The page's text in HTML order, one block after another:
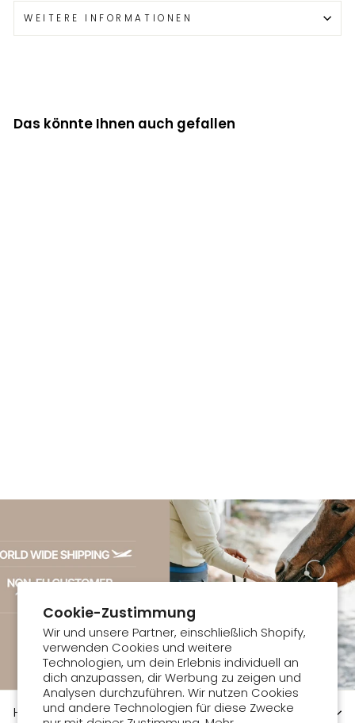
Cookie-Zustimmung
Wir und unsere Partner, einschließlich Shopify,
verwenden Cookies und weitere
Technologien, um dein Erlebnis individuell an
dich anzupassen, dir Werbung zu zeigen und
Analysen durchzuführen. Wir nutzen Cookies
und andere Technologien für diese Zwecke
WEITERE INFORMATIONEN
Das könnte Ihnen auch gefallen
HORSEHEIM